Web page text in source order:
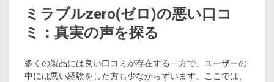
ミラブルzero(ゼロ)の悪い口コ
ミ：真実の声を探る
多くの製品には良い口コミが存在する一方で、ユーザーの
中には悪い経験をした方も少なからずいます。ここでは、